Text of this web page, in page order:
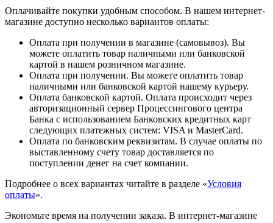
Оплачивайте покупки удобным способом. В нашем интернет-
магазине доступно несколько вариантов оплаты:
Оплата при получении в магазине (самовывоз). Вы
можете оплатить товар наличными или банковской
картой в нашем розничном магазине.
Оплата при получении. Вы можете оплатить товар
наличными или банковской картой нашему курьеру.
Оплата банковской картой. Оплата происходит через
авторизационный сервер Процессингового центра
Банка с использованием Банковских кредитных карт
следующих платежных систем: VISA и MasterCard.
Оплата по банковским реквизитам. В случае оплаты по
выставленному счету товар доставляется по
поступлении денег на счет компании.
Подробнее о всех вариантах читайте в разделе «Условия
оплаты».
Экономьте время на получении заказа. В интернет-магазине